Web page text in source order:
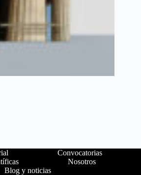
Convocatorias
Nosotros
Blog y noticias